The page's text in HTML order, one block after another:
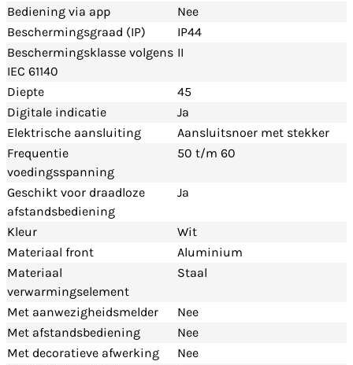
Bediening via app
Nee
Beschermingsgraad (IP)
IP44
Beschermingsklasse volgens
IEC 61140
II
Diepte
45
Digitale indicatie
Ja
Elektrische aansluiting
Aansluitsnoer met stekker
Frequentie
voedingsspanning
50 t/m 60
Geschikt voor draadloze
afstandsbediening
Ja
Kleur
Wit
Materiaal front
Aluminium
Materiaal
verwarmingselement
Staal
Met aanwezigheidsmelder
Nee
Met afstandsbediening
Nee
Met decoratieve afwerking
Nee